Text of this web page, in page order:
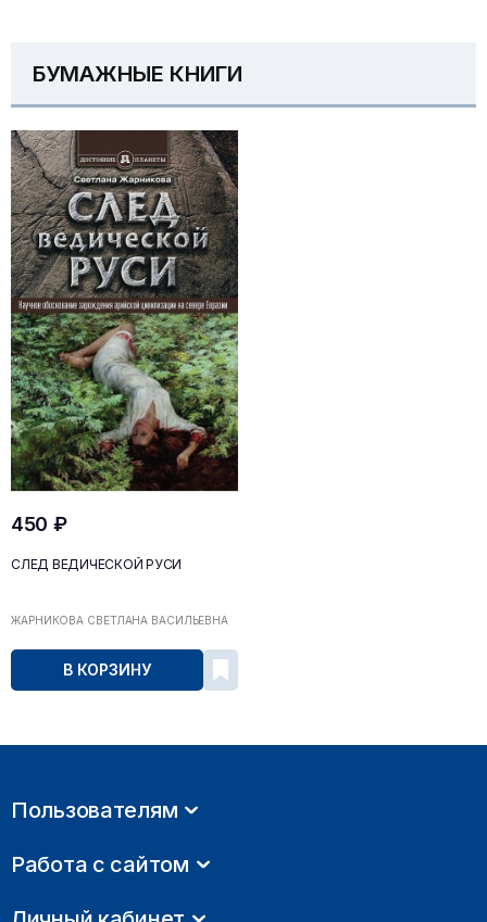
БУМАЖНЫЕ КНИГИ
450 ₽
СЛЕД ВЕДИЧЕСКОЙ РУСИ
ЖАРНИКОВА СВЕТЛАНА ВАСИЛЬЕВНА
В КОРЗИНУ
Пользователям
Работа с сайтом